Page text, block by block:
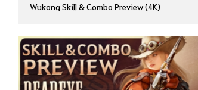
Wukong Skill & Combo Preview (4K)